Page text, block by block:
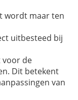
wordt maar ten
uitbesteed bij
voor de
Dit betekent
van